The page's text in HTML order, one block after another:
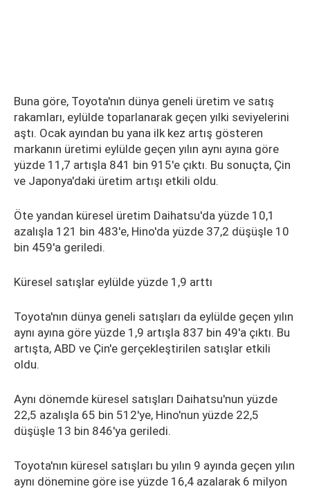
Buna göre, Toyota'nın dünya geneli üretim ve satış
rakamları, eylülde toparlanarak geçen yılki seviyelerini
aştı. Ocak ayından bu yana ilk kez artış gösteren
markanın üretimi eylülde geçen yılın aynı ayına göre
yüzde 11,7 artışla 841 bin 915'e çıktı. Bu sonuçta, Çin
ve Japonya'daki üretim artışı etkili oldu.
Öte yandan küresel üretim Daihatsu'da yüzde 10,1
azalışla 121 bin 483'e, Hino'da yüzde 37,2 düşüşle 10
bin 459'a geriledi.
Küresel satışlar eylülde yüzde 1,9 arttı
Toyota'nın dünya geneli satışları da eylülde geçen yılın
aynı ayına göre yüzde 1,9 artışla 837 bin 49'a çıktı. Bu
artışta, ABD ve Çin'e gerçekleştirilen satışlar etkili
oldu.
Aynı dönemde küresel satışları Daihatsu'nun yüzde
22,5 azalışla 65 bin 512'ye, Hino'nun yüzde 22,5
düşüşle 13 bin 846'ya geriledi.
Toyota'nın küresel satışları bu yılın 9 ayında geçen yılın
aynı dönemine göre ise yüzde 16,4 azalarak 6 milyon